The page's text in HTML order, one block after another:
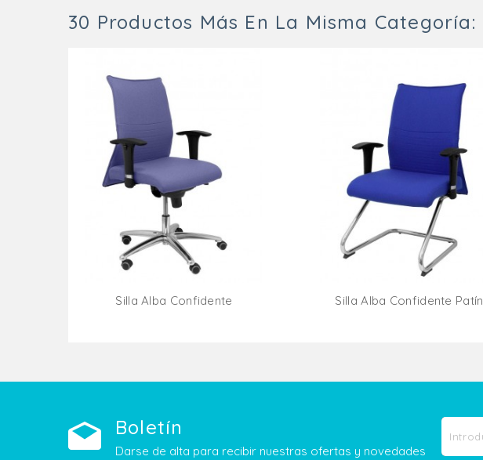
30 Productos Más En La Misma Categoría:
Silla Alba Confidente
Silla Alba Confidente Patín
Boletín
Darse de alta para recibir nuestras ofertas y novedades